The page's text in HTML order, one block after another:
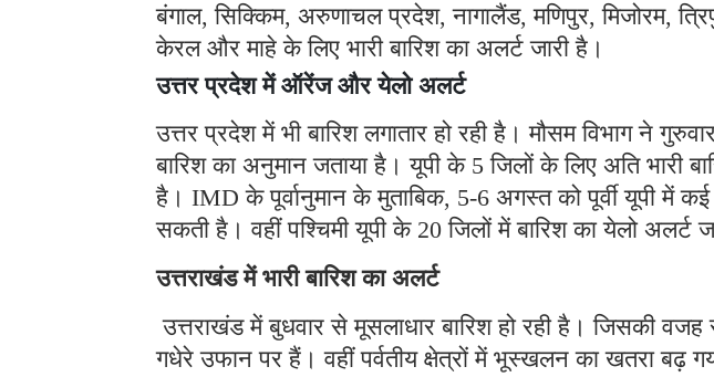
बंगाल, सिक्किम, अरुणाचल प्रदेश, नागालैंड, मणिपुर, मिजोरम,
केरल और माहे के लिए भारी बारिश का अलर्ट जारी है।
उत्तर प्रदेश में ऑरेंज और येलो अलर्ट
उत्तर प्रदेश में भी बारिश लगातार हो रही है। मौसम विभाग ने
बारिश का अनुमान जताया है। यूपी के 5 जिलों के लिए अति भारी
है। IMD के पूर्वानुमान के मुताबिक, 5-6 अगस्त को पूर्वी यूपी में
सकती है। वहीं पश्चिमी यूपी के 20 जिलों में बारिश का येलो अलर्ट
उत्तराखंड में भारी बारिश का अलर्ट
उत्तराखंड में बुधवार से मूसलाधार बारिश हो रही है। जिसकी
गधेरे उफान पर हैं। वहीं पर्वतीय क्षेत्रों में भूस्खलन का खतरा बढ़